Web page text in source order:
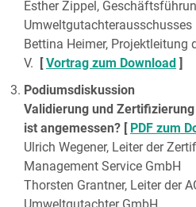
Esther Zippel,
Umweltgutachterausschusses
Bettina Heimer, Projektleitung
V. [Vortrag zum Download ]
Podiumsdiskussion
Validierung und
ist angemessen? [ PDF zum
Ulrich Wegener, Leiter der
Management Service GmbH
Thorsten Grantner, Leiter der